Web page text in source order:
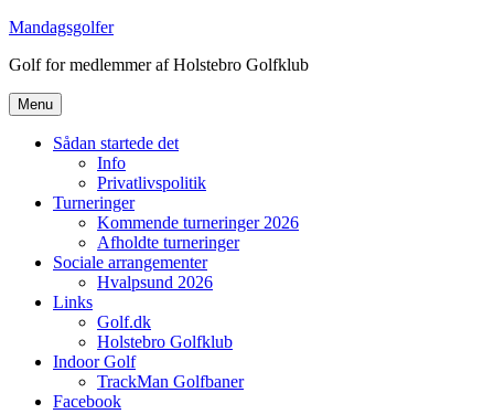
Videre
indhold
Mandagsgolfer
Golf for medlemmer af Holstebro Golfklub
Menu
Sådan startede det
Info
Privatlivspolitik
Turneringer
Kommende turneringer 2026
Afholdte turneringer
Sociale arrangementer
Hvalpsund 2026
Links
Golf.dk
Holstebro Golfklub
Indoor Golf
TrackMan Golfbaner
Facebook